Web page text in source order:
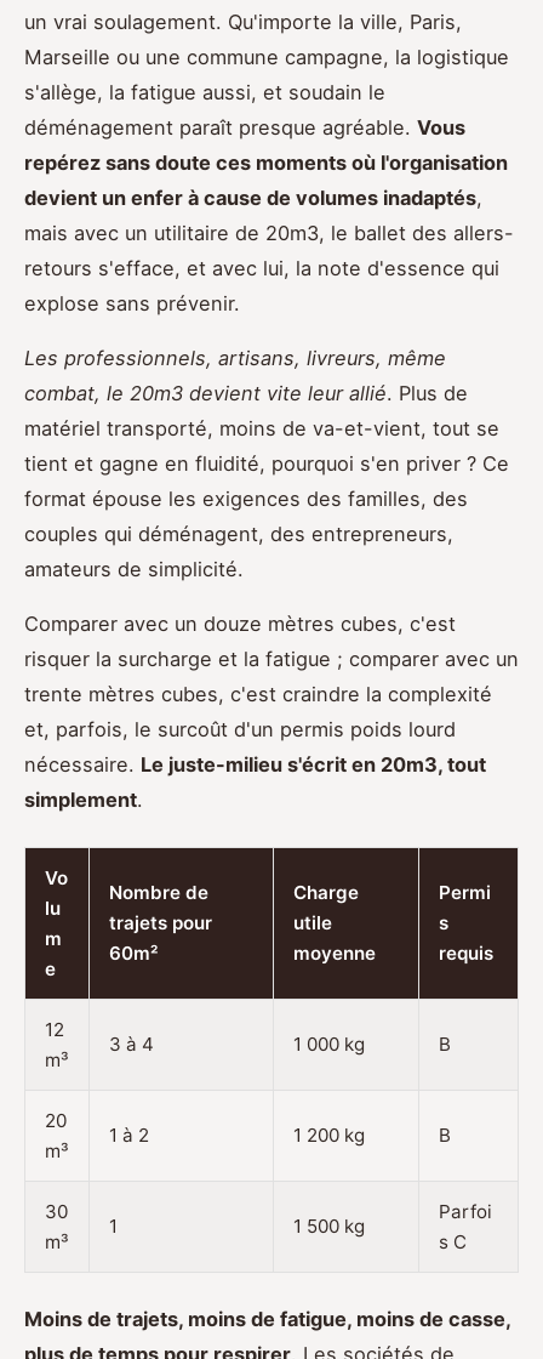
un vrai soulagement. Qu'importe la ville, Paris,
Marseille ou une commune campagne, la logistique
s'allège, la fatigue aussi, et soudain le
déménagement paraît presque agréable. Vous
repérez sans doute ces moments où l'organisation
devient un enfer à cause de volumes inadaptés,
mais avec un utilitaire de 20m3, le ballet des allers-
retours s'efface, et avec lui, la note d'essence qui
explose sans prévenir.
Les professionnels, artisans, livreurs, même
combat, le 20m3 devient vite leur allié. Plus de
matériel transporté, moins de va-et-vient, tout se
tient et gagne en fluidité, pourquoi s'en priver ? Ce
format épouse les exigences des familles, des
couples qui déménagent, des entrepreneurs,
amateurs de simplicité.
Comparer avec un douze mètres cubes, c'est
risquer la surcharge et la fatigue ; comparer avec un
trente mètres cubes, c'est craindre la complexité
et, parfois, le surcoût d'un permis poids lourd
nécessaire. Le juste-milieu s'écrit en 20m3, tout
simplement.
Vo
lu
m
e
Nombre de
trajets pour
60m²
Charge
utile
moyenne
Permi
s
requis
12
m³
3 à 4 1 000 kg B
20
m³
1 à 2 1 200 kg B
30
m³
1 1 500 kg
Parfoi
s C
Moins de trajets, moins de fatigue, moins de casse,
plus de temps pour respirer. Les sociétés de